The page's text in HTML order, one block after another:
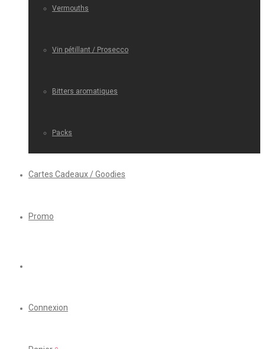
Vermouths
Vin pétillant / Prosecco
Bitters aromatiques
Packs
Cartes Cadeaux / Goodies
Promo
Connexion